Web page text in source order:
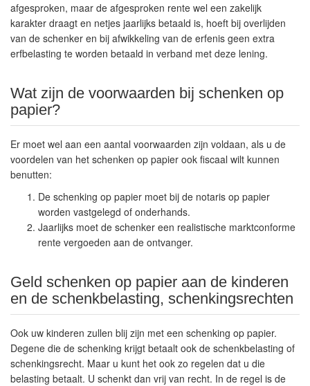
afgesproken, maar de afgesproken rente wel een zakelijk
karakter draagt en netjes jaarlijks betaald is, hoeft bij overlijden
van de schenker en bij afwikkeling van de erfenis geen extra
erfbelasting te worden betaald in verband met deze lening.
Wat zijn de voorwaarden bij schenken op
papier?
Er moet wel aan een aantal voorwaarden zijn voldaan, als u de
voordelen van het schenken op papier ook fiscaal wilt kunnen
benutten:
De schenking op papier moet bij de notaris op papier
worden vastgelegd of onderhands.
Jaarlijks moet de schenker een realistische marktconforme
rente vergoeden aan de ontvanger.
Geld schenken op papier aan de kinderen
en de schenkbelasting, schenkingsrechten
Ook uw kinderen zullen blij zijn met een schenking op papier.
Degene die de schenking krijgt betaalt ook de schenkbelasting of
schenkingsrecht. Maar u kunt het ook zo regelen dat u die
belasting betaalt. U schenkt dan vrij van recht. In de regel is de